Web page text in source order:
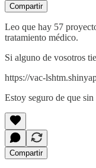
Compartir
Leo que hay 57
tratamiento médico.
Si alguno de vosotros
https://vac-
Estoy seguro de que
Compartir